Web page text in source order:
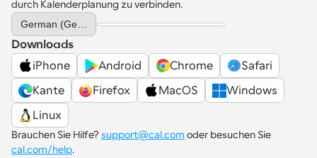
durch Kalenderplanung zu verbinden.
Select Language
Downloads
iPhone
Android Chrome
Safari
Kante
Firefox MacOS
Windows
Linux
Brauchen Sie Hilfe? support@cal.com
cal.com/help.